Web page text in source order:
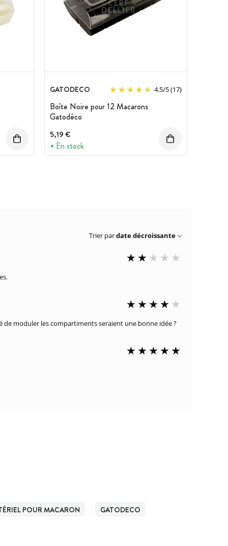
GATODECO 4.5/5(17)
Boîte Noire pour 12 Macarons
Gatodéco
5,19 €
En stock
Trier pardate décroissante
moduler les compartiments seraient une bonne idée ?
POUR MACARON GATODECO